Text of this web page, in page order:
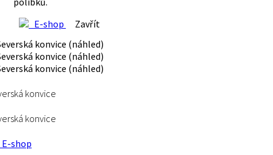
E-shop
Zavřít
konvice
konvice
shop